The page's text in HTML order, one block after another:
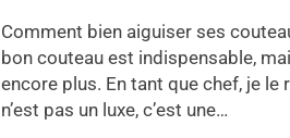
Comment bien aiguiser ses
bon couteau est indispensable,
encore plus. En tant que chef, je
n’est pas un luxe, c’est une…